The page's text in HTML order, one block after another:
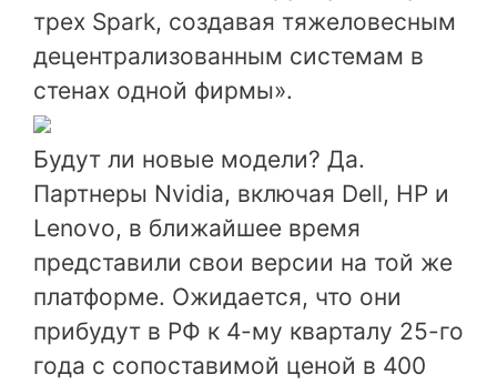
трех Spark, создавая тяжеловесным
децентрализованным системам в
стенах одной фирмы».
Будут ли новые модели? Да.
Партнеры Nvidia, включая Dell, HP и
Lenovo, в ближайшее время
представили свои версии на той же
платформе. Ожидается, что они
прибудут в РФ к 4-му кварталу 25-го
года с сопоставимой ценой в 400